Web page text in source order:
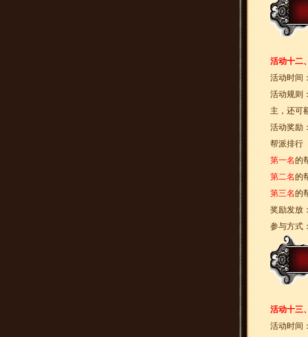
活动十二
活动时间
活动规则
主，还可
活动奖励
帮派排行
第一名的
第二名的
第三名的
奖励发放
参与方式
活动十三
活动时间